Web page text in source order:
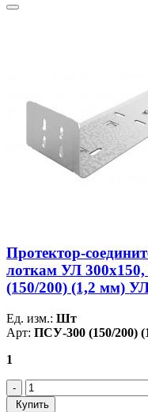
Протектор-
лоткам УЛ
(150/200) (1,2 мм)
Ед. изм.: Шт
Арт: ПСУ-300 (150/200)
1
Купить